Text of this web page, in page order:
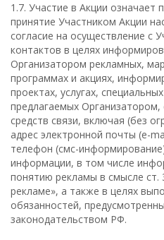
1.7. Участие в Акции означает
принятие Участником Акции
согласие на осуществление с
контактов в целях
Организатором рекламных,
программах и акциях,
проектах, услугах,
предлагаемых
средств связи, включая (без
адрес электронной почты (e-
телефон (смс-
информации, в том числе
понятию рекламы в смысле
рекламе», а также в целях
обязанностей,
законодательством РФ.